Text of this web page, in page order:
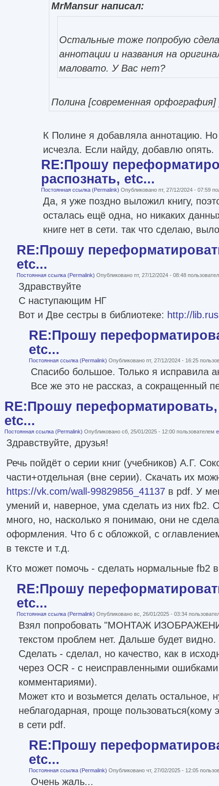
MrMansur написал:
Остальные тоже попробую
аннотации и названия на
маловато. У Вас нет?
Полина [современная орфография]
К Полине я добавляла аннотацию. Но
исчезла. Если найду, добавлю опять.
RE:Прошу
распознать, etc...
Постоянная ссылка (Permalink) Опубликовано пт, 27/12/2024 - 07:59
Да, я уже поздно выложил книгу,
осталась ещё одна, но никаких
книге нет в сети. так что сделаю,
RE:Прошу
etc...
Постоянная ссылка (Permalink) Опубликовано пт, 27/12/2024 - 08:48
Здравствуйте
С наступающим НГ
Вот и Две сестры в библиотеке: http://
RE:Прошу
etc...
Постоянная ссылка (Permalink) Опубликовано пт, 27/12/2024 - 16:25
Спасибо большое. Только я исправила
Все же это не рассказ, а сокращенный
RE:Прошу переформатировать,
etc...
Постоянная ссылка (Permalink) Опубликовано сб, 25/01/2025 - 12:00 пользователем
Здравствуйте, друзья!
Речь пойдёт о серии книг (учебников) А.Г.
части+отдельная (вне серии). Скачать их
https://vk.com/wall-99829856_41137 в pdf. У
умений и, наверное, ума сделать из них fb2.
много, но, насколько я понимаю, они не
оформления. Что б с обложкой, с
в тексте и т.д.
Кто может помочь - сделать нормальные fb2
RE:Прошу
etc...
Постоянная ссылка (Permalink) Опубликовано вс, 26/01/2025 - 03:34
Взял попробовать "МОНТАЖ
текстом проблем нет. Дальше будет видно.
Сделать - сделал, но качество, как в
через OCR - с неисправленными
комментариями).
Может кто и возьмется делать остальное,
неблагодарная, проще
в сети pdf.
RE:Прошу
etc...
Постоянная ссылка (Permalink) Опубликовано чт, 27/02/2025 - 12:05
Очень жаль...